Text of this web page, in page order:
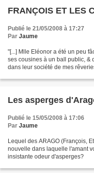
FRANÇOIS ET LES
Publié le 21/05/2008 à 17:27
Par Jaume
"[...] Mlle Eléonor a été un peu
ses cousines à un ball public, &
dans leur société de mes
Les asperges
Publié le 15/05/2008 à 17:06
Par Jaume
Lequel des ARAGO (François,
nouvelle dans laquelle l'amant
insistante odeur d'asperges?